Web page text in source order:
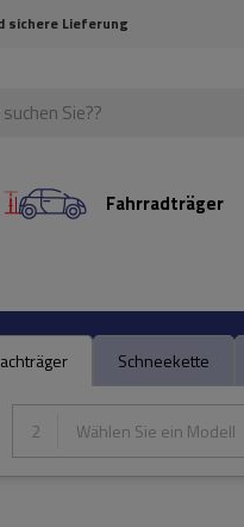
sichere Lieferung
Fahrradträger
Schneekette
2 Wählen Sie ein Modell